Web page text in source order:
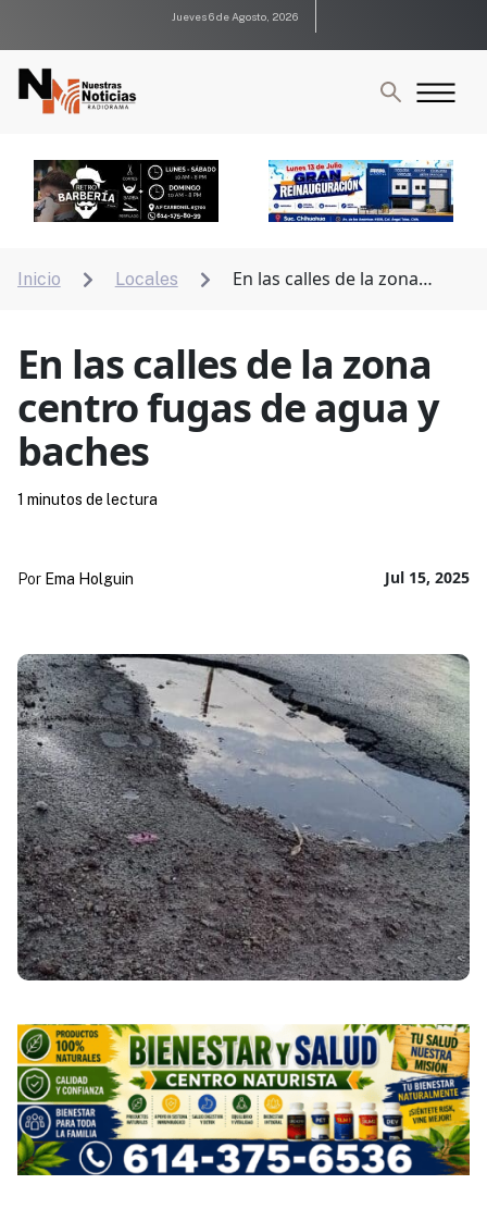
Jueves 6 de Agosto, 2026
Inicio  Locales 
En las calles de la zona
En las calles de la zona
centro fugas de agua y
baches
Jul 15, 2025
Por Ema Holguin
1 minutos de lectura